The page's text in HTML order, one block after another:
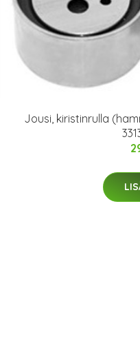
Jousi, kiristinrulla